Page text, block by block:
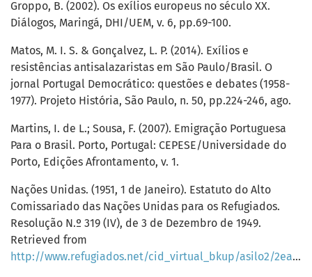
Groppo, B. (2002). Os exílios europeus no século XX.
Diálogos, Maringá, DHI/UEM, v. 6, pp.69-100.
Matos, M. I. S. & Gonçalvez, L. P. (2014). Exílios e
resistências antisalazaristas em São Paulo/Brasil. O
jornal Portugal Democrático: questões e debates (1958-
1977). Projeto História, São Paulo, n. 50, pp.224-246, ago.
Martins, I. de L.; Sousa, F. (2007). Emigração Portuguesa
Para o Brasil. Porto, Portugal: CEPESE/Universidade do
Porto, Edições Afrontamento, v. 1.
Nações Unidas. (1951, 1 de Janeiro). Estatuto do Alto
Comissariado das Nações Unidas para os Refugiados.
Resolução N.º 319 (IV), de 3 de Dezembro de 1949.
Retrieved from
http://www.refugiados.net/cid_virtual_bkup/asilo2/2eacnur.html